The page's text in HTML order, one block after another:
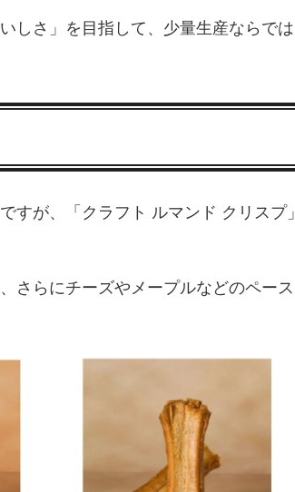
しさ」を目指して、少量生産ならでは
すが、「クラフト ルマンド クリスプ」
さらにチーズやメープルなどのペース